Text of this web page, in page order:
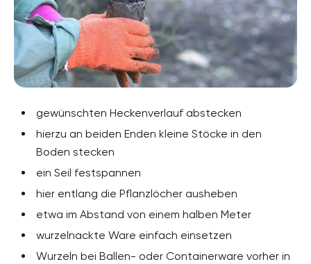
gewünschten Heckenverlauf abstecken
hierzu an beiden Enden kleine Stöcke in den
Boden stecken
ein Seil festspannen
hier entlang die Pflanzlöcher ausheben
etwa im Abstand von einem halben Meter
wurzelnackte Ware einfach einsetzen
Wurzeln bei Ballen- oder Containerware vorher in